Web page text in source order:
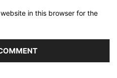
in this browser for the